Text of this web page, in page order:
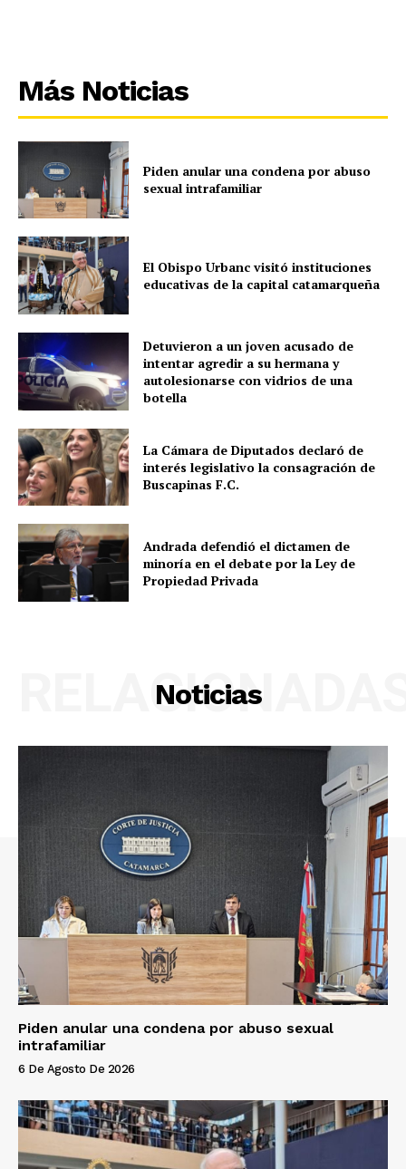
Más Noticias
Piden anular una condena por abuso
sexual intrafamiliar
El Obispo Urbanc visitó instituciones
educativas de la capital catamarqueña
Detuvieron a un joven acusado de
intentar agredir a su hermana y
autolesionarse con vidrios de una
botella
La Cámara de Diputados declaró de
interés legislativo la consagración de
Buscapinas F.C.
Andrada defendió el dictamen de
minoría en el debate por la Ley de
Propiedad Privada
Noticias
Piden anular una condena por abuso sexual
intrafamiliar
6 De Agosto De 2026